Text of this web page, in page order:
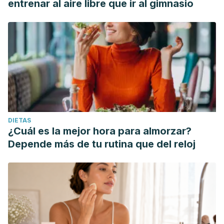
https://doi.org/10.1080/09674845.2009.11730271
Stojanović-Radić, Z., Comić, L. j., Radulović, N., Blagojević,
P., Denić, M., Miltojević, A., Rajković, J., & Mihajilov-Krstev,
T. (2012). Antistaphylococcal activity of Inula helenium L.
root essential oil: eudesmane sesquiterpene lactones
induce cell membrane damage. European journal of clinical
microbiology & infectious diseases : official publication of
the European Society of Clinical Microbiology, 31(6), 1015–
1025. https://doi.org/10.1007/s10096-011-1400-1
Cantrell, C. L., Abate, L., Fronczek, F. R., Franzblau, S. G.,
Quijano, L., & Fischer, N. H. (1999). Antimycobacterial
eudesmanolides from Inula helenium and Rudbeckia
subtomentosa. Planta medica, 65(4), 351–355.
https://doi.org/10.1055/s-1999-14001
Deriu, A., Zanetti, S., Sechi, L. A., Marongiu, B., Piras, A.,
Porcedda, S., & Tuveri, E. (2008). Antimicrobial activity of
entrenar al aire libre que ir al gimnasio
DIETAS
¿Cuál es la mejor hora para almorzar?
Depende más de tu rutina que del reloj